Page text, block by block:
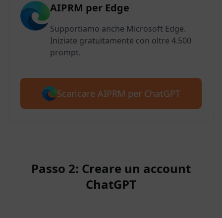
AIPRM per Edge
Supportiamo anche Microsoft Edge.
Iniziate gratuitamente con oltre 4.500
prompt.
Scaricare AIPRM per ChatGPT
Passo 2: Creare un account
ChatGPT